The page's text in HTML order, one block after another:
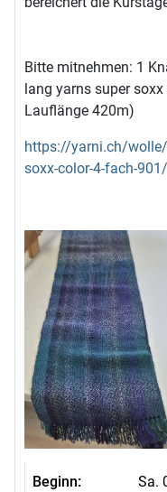
Bitte mitnehmen: 1
lang yarns super
Lauflänge 420m)
https://yarni.ch/
soxx-color-4-fach-901/
Beginn: Sa.